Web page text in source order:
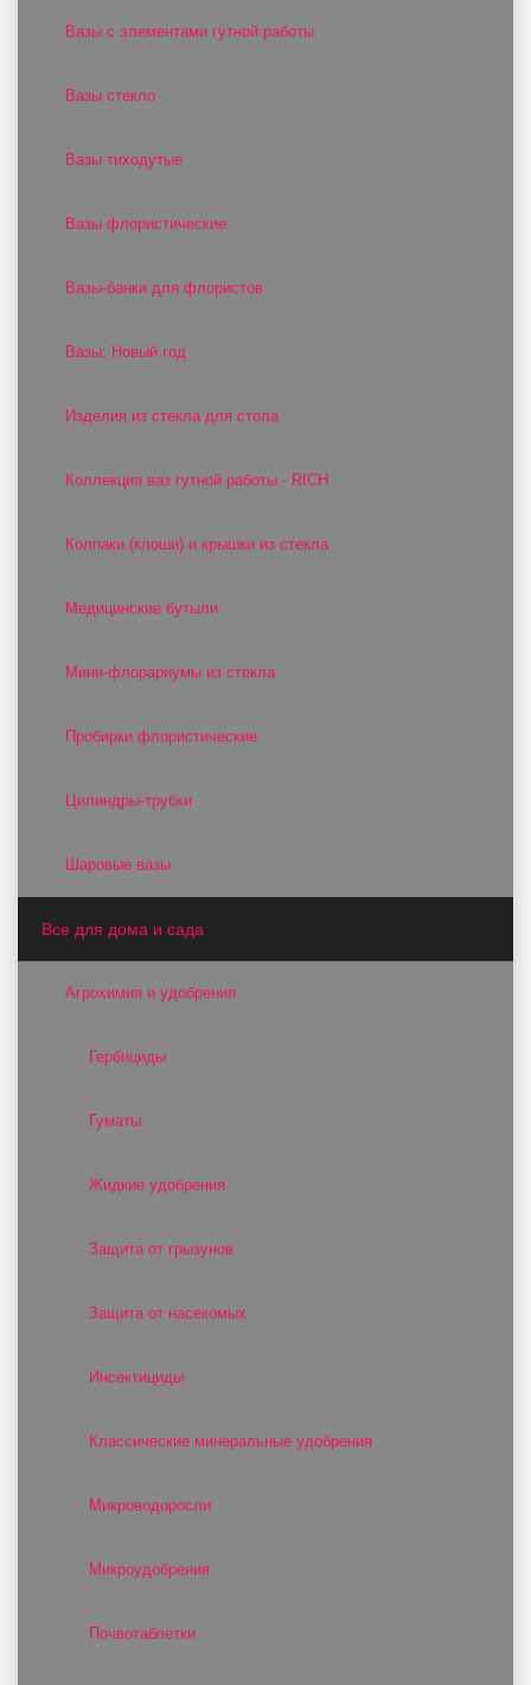
Вазы с элементами гутной работы
Вазы стекло
Вазы тиходутые
Вазы флористические
Вазы-банки для флористов
Вазы: Новый год
Изделия из стекла для стола
Коллекция ваз гутной работы - RICH
Колпаки (клоши) и крышки из стекла
Медицинские бутыли
Мини-флорариумы из стекла
Пробирки флористические
Цилиндры-трубки
Шаровые вазы
Все для дома и сада
Агрохимия и удобрения
Гербициды
Гуматы
Жидкие удобрения
Защита от грызунов
Защита от насекомых
Инсектициды
Классические минеральные удобрения
Микроводоросли
Микроудобрения
Почвотаблетки